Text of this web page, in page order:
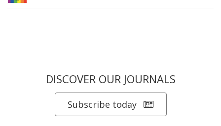
DISCOVER OUR JOURNALS
Subscribe today